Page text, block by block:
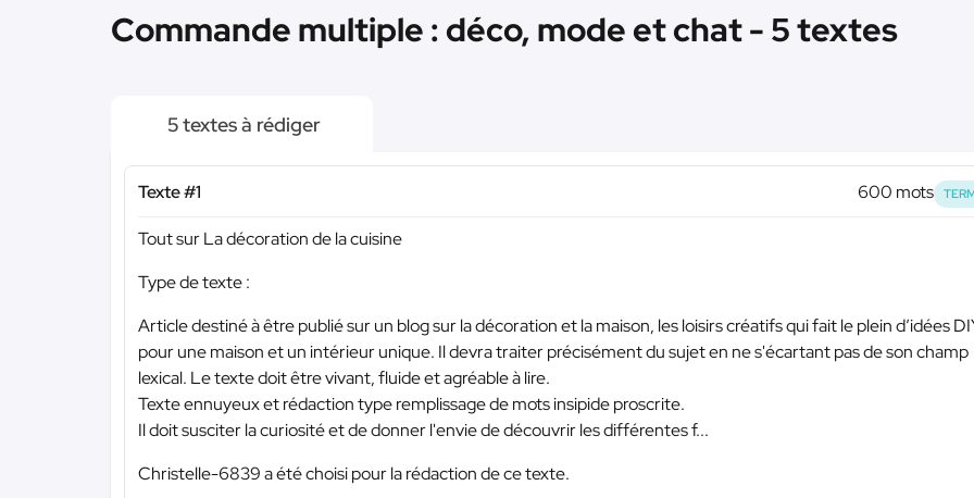
Commande multiple : déco, mode et chat - 5 textes
5 textes à rédiger
Texte #1 600 mots
Tout sur La décoration de la cuisine
Type de texte :
Article destiné à être publié sur un blog sur la décoration et la maison, les loisirs créatifs qui fait le plein d’idées
pour une maison et un intérieur unique. Il devra traiter précisément du sujet en ne s'écartant pas de son champ
lexical. Le texte doit être vivant, fluide et agréable à lire.
Texte ennuyeux et rédaction type remplissage de mots insipide proscrite.
Il doit susciter la curiosité et de donner l'envie de découvrir les différentes f...
Christelle-6839 a été choisi pour la rédaction de ce texte.